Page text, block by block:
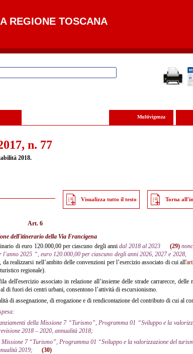
REGIONE TOSCANA
Multivigenza
n. 77
2018.
Visualizza tutto il testo Torna
Art. 6
dell'itinerario della Via Francigena
di euro 120.000,00 per ciascuno degli annidal 2018 al 2023 (29)
2025 “, euro 120.000,00 per ciascuno degli anni 2026, 2027 e 2028,
realizzarsi nell’ambito delle convenzioni per l’esercizio associato di cui all'
regionale).
associato in relazione all’insieme delle strade carrarecce, delle
di fuori dei centri urbani, consentono l’attività di escursionismo.
di assegnazione, di erogazione e di rendicontazione del contributo di cui al
della Missione 7 “Turismo”, Programma 01 “Sviluppo e la
2018 – 2020, annualità 2018;
7 “Turismo”, Programma 01 “Sviluppo e la valorizzazione del
2019;
(30)